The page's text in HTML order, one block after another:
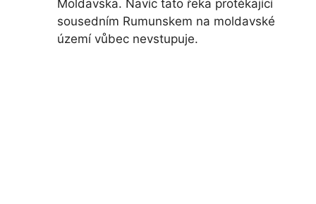
Moldavska. Navíc tato řeka protékající
sousedním Rumunskem na moldavské
území vůbec nevstupuje.